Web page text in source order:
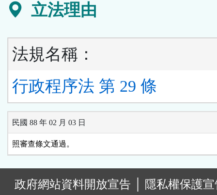
立法理由
法規名稱：
行政程序法 第 29 條
民國 88 年 02 月 03 日
照審查條文通過。
政府網站資料開放宣告
隱私權保護